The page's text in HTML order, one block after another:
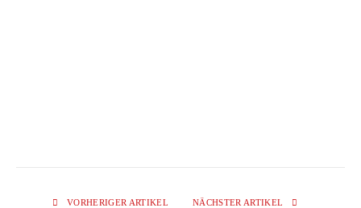
VORHERIGER ARTIKEL NÄCHSTER ARTIKEL